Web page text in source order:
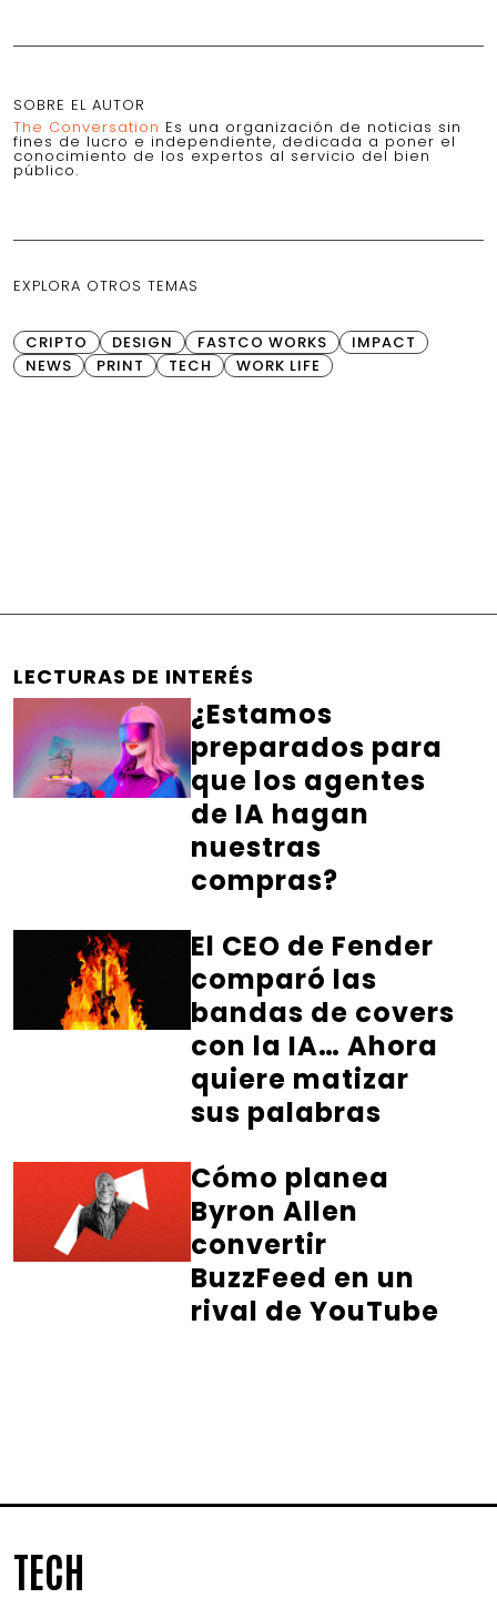
SOBRE EL AUTOR
The Conversation Es una organización de noticias sin
fines de lucro e independiente, dedicada a poner el
conocimiento de los expertos al servicio del bien
público.
EXPLORA OTROS TEMAS
CRIPTO DESIGN FASTCO WORKS
IMPACT
NEWS
PRINT TECH WORK LIFE
LECTURAS DE INTERÉS
¿Estamos
preparados para
que los agentes
de IA hagan
nuestras
compras?
El CEO de Fender
comparó las
bandas de covers
con la IA… Ahora
quiere matizar
sus palabras
Cómo planea
Byron Allen
convertir
BuzzFeed en un
rival de YouTube
TECH